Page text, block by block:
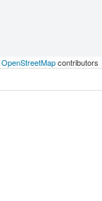
OpenStreetMapcontributors